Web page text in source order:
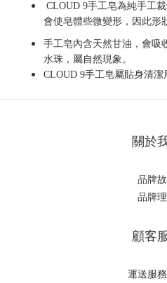
CLOUD 9手工皂為純手工
會使皂體些微變形，因此形
手工皂內含天然甘油，會吸
水珠，屬自然現象。
CLOUD 9手工皂屬貼身清潔
關於
品牌
品牌
顧客
運送服